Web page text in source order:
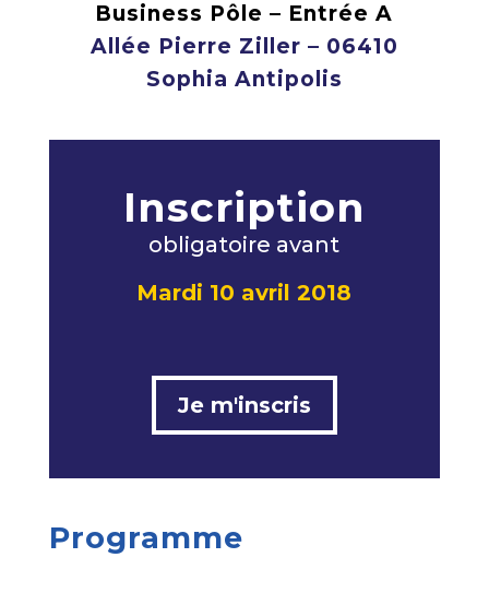
Business Pôle – Entrée A
Allée Pierre Ziller – 06410
Sophia Antipolis
Inscription
obligatoire avant
Mardi 10 avril 2018
Je m'inscris
Programme